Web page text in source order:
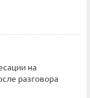
на
разговора